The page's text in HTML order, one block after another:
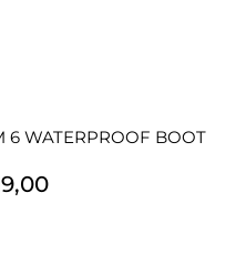
6 WATERPROOF BOOT